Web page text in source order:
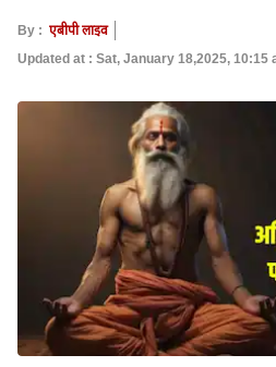
By : एबीपी लाइव
Updated at : Sat, January 18,2025, 10:15